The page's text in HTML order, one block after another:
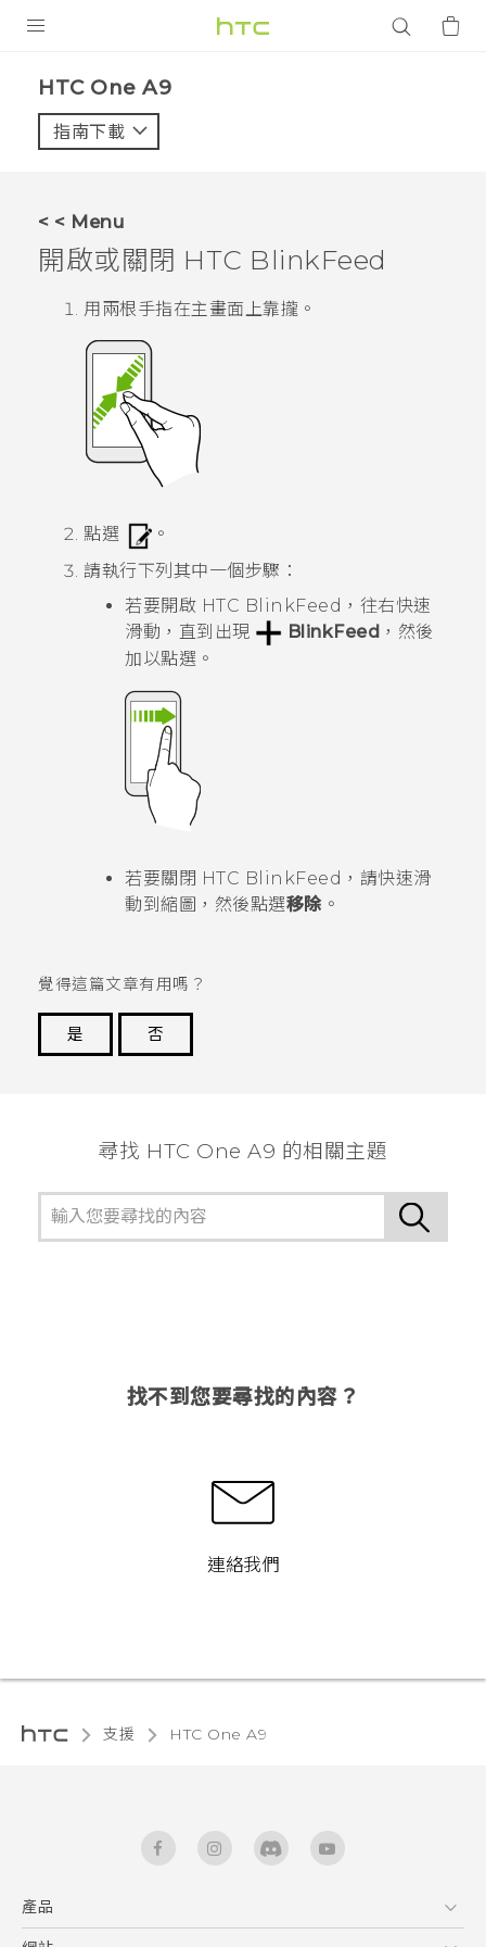
VIVE
HTC One A9‎
指南下載
< < Menu
開啟或關閉 HTC BlinkFeed
用兩根手指在主畫面上靠攏。
點選
。
請執行下列其中一個步驟：
若要開啟 HTC BlinkFeed ，往右快速
滑動，直到出現
BlinkFeed ，然後
加以點選。
若要關閉 HTC BlinkFeed ，請快速滑
動到縮圖，然後點選移除 。
覺得這篇文章有用嗎？
是
否
尋找 HTC One A9 的相關主題
找不到您要尋找的內容？
連絡我們
支援 HTC One A9‎
產品